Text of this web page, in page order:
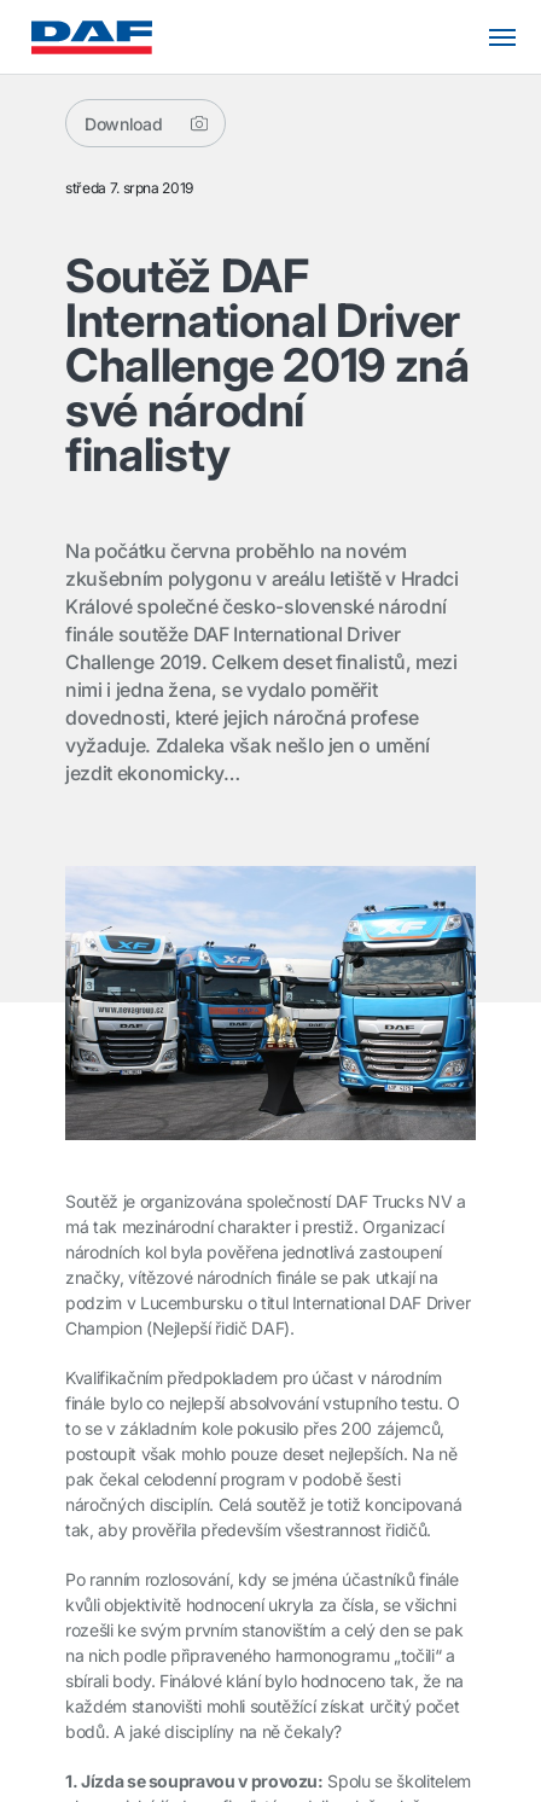
Download
středa 7. srpna 2019
Soutěž DAF
International Driver
Challenge 2019 zná
své národní
finalisty
Na počátku června proběhlo na novém
zkušebním polygonu v areálu letiště v Hradci
Králové společné česko-slovenské národní
finále soutěže DAF International Driver
Challenge 2019. Celkem deset finalistů, mezi
nimi i jedna žena, se vydalo poměřit
dovednosti, které jejich náročná profese
vyžaduje. Zdaleka však nešlo jen o umění
jezdit ekonomicky…
Soutěž je organizována společností DAF Trucks NV a
má tak mezinárodní charakter i prestiž. Organizací
národních kol byla pověřena jednotlivá zastoupení
značky, vítězové národních finále se pak utkají na
podzim v Lucembursku o titul International DAF Driver
Champion (Nejlepší řidič DAF).
Kvalifikačním předpokladem pro účast v národním
finále bylo co nejlepší absolvování vstupního testu. O
to se v základním kole pokusilo přes 200 zájemců,
postoupit však mohlo pouze deset nejlepších. Na ně
pak čekal celodenní program v podobě šesti
náročných disciplín. Celá soutěž je totiž koncipovaná
tak, aby prověřila především všestrannost řidičů.
Po ranním rozlosování, kdy se jména účastníků finále
kvůli objektivitě hodnocení ukryla za čísla, se všichni
rozešli ke svým prvním stanovištím a celý den se pak
na nich podle připraveného harmonogramu „točili“ a
sbírali body. Finálové klání bylo hodnoceno tak, že na
každém stanovišti mohli soutěžící získat určitý počet
bodů. A jaké disciplíny na ně čekaly?
1. Jízda se soupravou v provozu: Spolu se školitelem